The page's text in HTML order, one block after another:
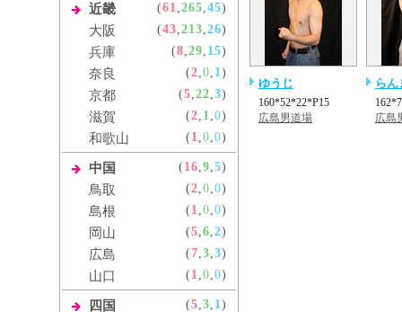
近畿 (61,265,45)
大阪 (43,213,26)
兵庫 (8,29, 15)
奈良 (2,0, 1)
京都 (5,22,3)
滋賀 (2, 1,0)
和歌山 ( 1,0,0)
中国 ( 16,9,5)
鳥取 (2,0,0)
島根 ( 1,0,0)
岡山 (5,6,2)
広島 (7,3,3)
山口 ( 1,0,0)
四国 (5,3, 1)
ゆうじ
160*52*22*P15
広島男道場
らん
広島